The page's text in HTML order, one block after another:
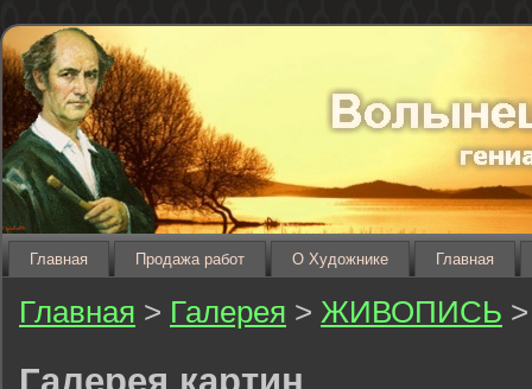
Главная Продажа работ О Художнике Главная
Главная > Галерея > ЖИВОПИСЬ